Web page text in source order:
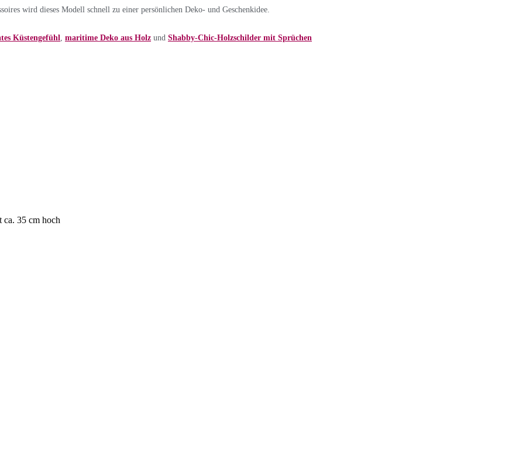
wird dieses Modell schnell zu einer persönlichen Deko- und Geschenkidee.
Küstengefühl maritime Deko aus Holz und Shabby-Chic-Holzschilder mit Sprüchen
35 cm hoch